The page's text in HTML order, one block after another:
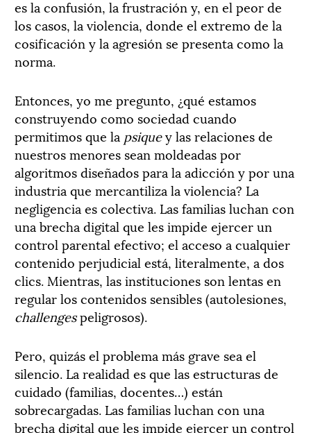
es la confusión, la frustración y, en el peor de
los casos, la violencia, donde el extremo de la
cosificación y la agresión se presenta como la
norma.
Entonces, yo me pregunto, ¿qué estamos
construyendo como sociedad cuando
permitimos que la psiquey las relaciones de
nuestros menores sean moldeadas por
algoritmos diseñados para la adicción y por una
industria que mercantiliza la violencia? La
negligencia es colectiva. Las familias luchan con
una brecha digital que les impide ejercer un
control parental efectivo; el acceso a cualquier
contenido perjudicial está, literalmente, a dos
clics. Mientras, las instituciones son lentas en
regular los contenidos sensibles (autolesiones,
challengespeligrosos).
Pero, quizás el problema más grave sea el
silencio. La realidad es que las estructuras de
cuidado (familias, docentes…) están
sobrecargadas. Las familias luchan con una
brecha digital que les impide ejercer un control